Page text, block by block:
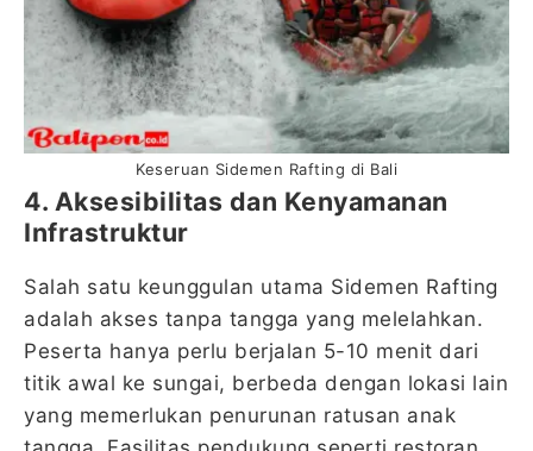
Keseruan Sidemen Rafting di Bali
4. Aksesibilitas dan Kenyamanan
Infrastruktur
Salah satu keunggulan utama Sidemen Rafting
adalah akses tanpa tangga yang melelahkan.
Peserta hanya perlu berjalan 5-10 menit dari
titik awal ke sungai, berbeda dengan lokasi lain
yang memerlukan penurunan ratusan anak